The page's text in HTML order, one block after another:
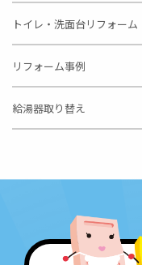
トイレ・洗面台リフォーム
リフォーム事例
給湯器取り替え